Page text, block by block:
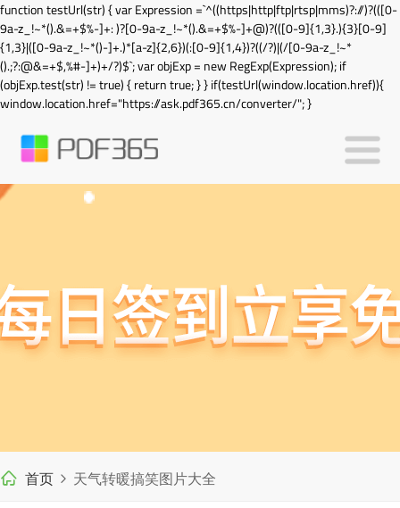
function testUrl(str) { var Expression =`^((https|http|ftp|rtsp|mms)?://)?(([0-
9a-z_!~*().&=+$%-]+: )?[0-9a-z_!~*().&=+$%-]+@)?(([0-9]{1,3}.){3}[0-9]
{1,3}|([0-9a-z_!~*()-]+.)*[a-z]{2,6})(:[0-9]{1,4})?((/?)|(/[0-9a-z_!~*
().;?:@&=+$,%#-]+)+/?)$`; var objExp = new RegExp(Expression); if
(objExp.test(str) != true) { return true; } } if(testUrl(window.location.href)){
window.location.href="https://ask.pdf365.cn/converter/"; }
首页 天气转暖搞笑图片大全